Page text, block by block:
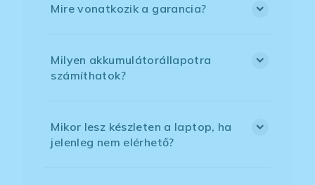
Mire vonatkozik a garancia?
Milyen akkumulátorállapotra
számíthatok?
Mikor lesz készleten a laptop, ha
jelenleg nem elérhető?